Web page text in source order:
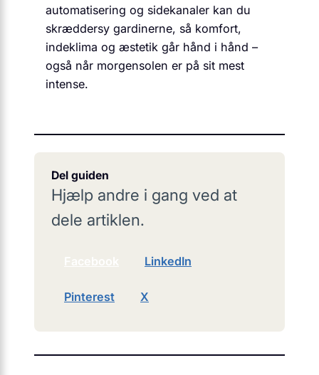
automatisering og sidekanaler kan du
skræddersy gardinerne, så komfort,
indeklima og æstetik går hånd i hånd –
også når morgensolen er på sit mest
intense.
Del guiden
Hjælp andre i gang ved at
dele artiklen.
LinkedIn
Pinterest X